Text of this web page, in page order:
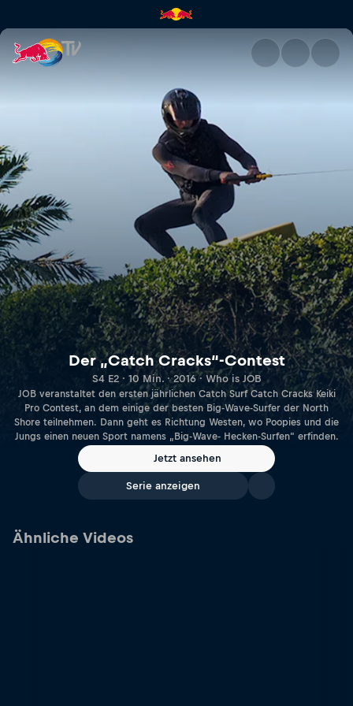
Der „Catch Cracks“-Contest
Der „Catch Cracks“-Contest
S4 E2 · 10 Min. · 2016 · Who is JOB
JOB veranstaltet den ersten jährlichen Catch Surf Catch Cracks Keiki
Pro Contest, an dem einige der besten Big-Wave-Surfer der North
Shore teilnehmen. Dann geht es Richtung Westen, wo Poopies und die
Jungs einen neuen Sport namens „Big-Wave- Hecken-Surfen“ erfinden.
Jetzt ansehen
Serie anzeigen
Ähnliche Videos